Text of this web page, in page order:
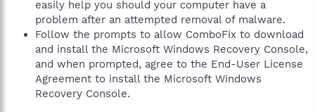
easily help you should your computer have a
problem after an attempted removal of malware.
Follow the prompts to allow ComboFix to download
and install the Microsoft Windows Recovery Console,
and when prompted, agree to the End-User License
Agreement to install the Microsoft Windows
Recovery Console.